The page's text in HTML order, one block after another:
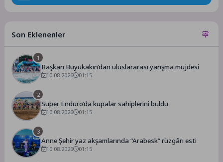
Son Eklenenler
1
Başkan Büyükakın’dan uluslararası yarışma müjdesi
10.08.2026 01:15
2
Süper Enduro’da kupalar sahiplerini buldu
10.08.2026 01:15
3
Anne Şehir yaz akşamlarında “Arabesk” rüzgârı esti
10.08.2026 01:15